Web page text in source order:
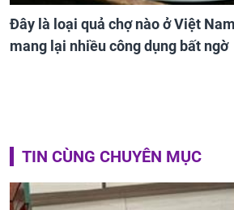
Đây là loại quả chợ nào ở Việt
mang lại nhiều công dụng bất ngờ
TIN CÙNG CHUYÊN MỤC